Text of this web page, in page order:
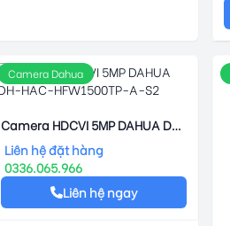
Camera Dahua
Camera HDCVI 5MP DAHUA DH-
HAC-HFW1500TP-A-S2
Liên hệ đặt hàng
0336.065.966
Liên hệ ngay